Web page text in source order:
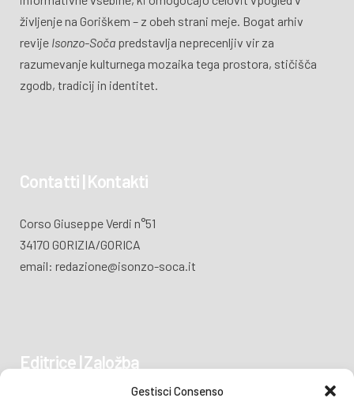
Gestisci Consenso
življenje na Goriškem – z obeh strani meje. Bogat arhiv
revije Isonzo-Soča predstavlja neprecenljiv vir za
razumevanje kulturnega mozaika tega prostora, stičišča
zgodb, tradicij in identitet.
Contatti | Kontakti
Corso Giuseppe Verdi n°51
34170 GORIZIA/GORICA
email: redazione@isonzo-soca.it
Editrice | Založba